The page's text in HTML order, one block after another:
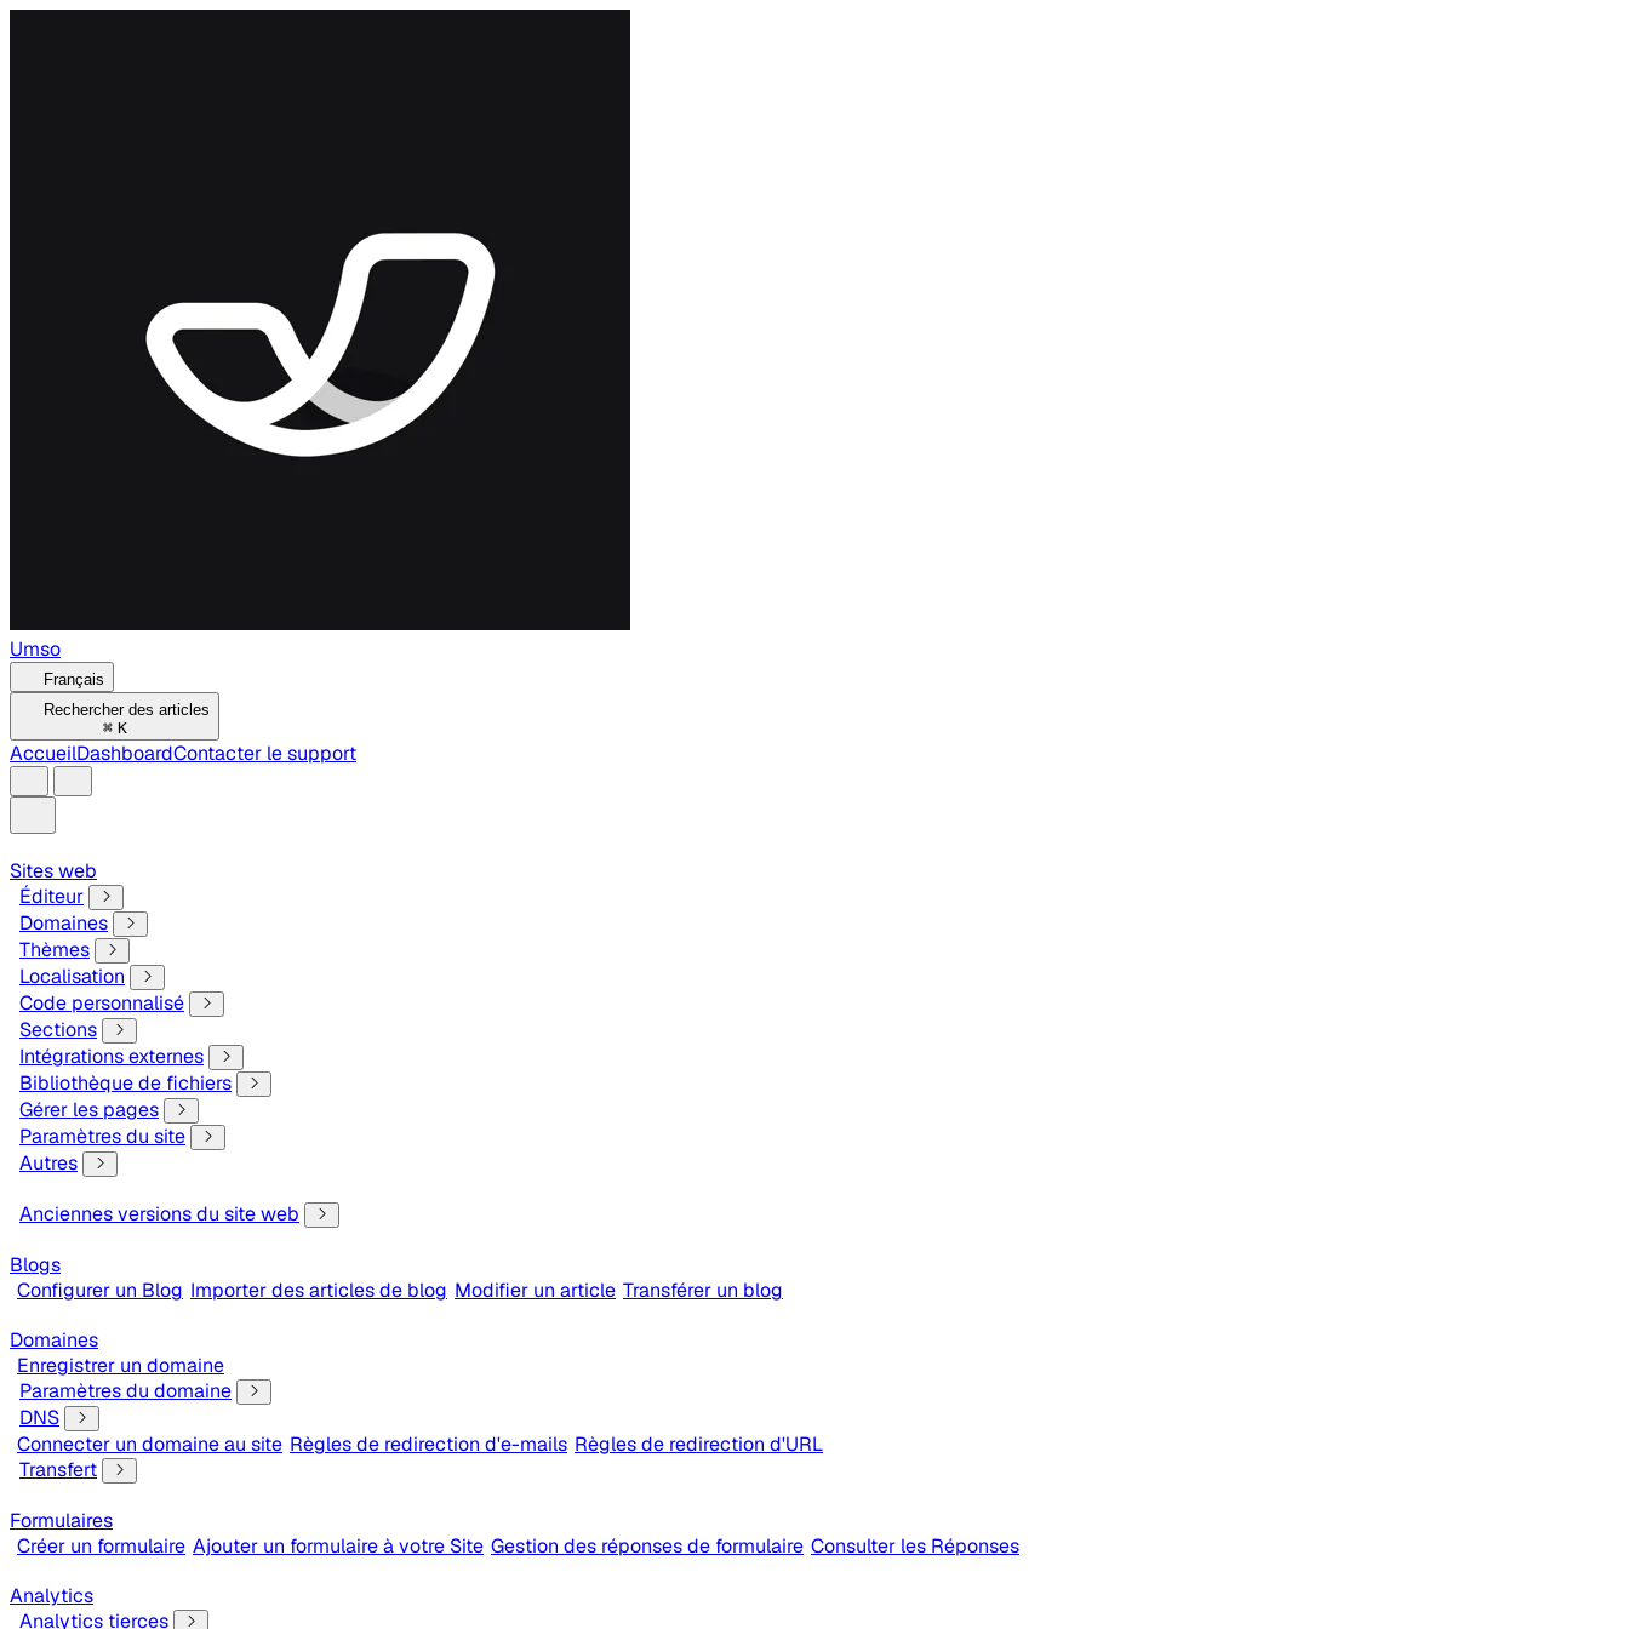
Umso
Français
Rechercher des articles
⌘ K
AccueilDashboardContacter le support
Sites web
Éditeur
Domaines
Thèmes
Localisation
Code personnalisé
Sections
Intégrations externes
Bibliothèque de fichiers
Gérer les pages
Paramètres du site
Autres
Anciennes versions du site web
Blogs
Configurer un Blog Importer des articles de blog Modifier un article Transférer un blog
Domaines
Enregistrer un domaine
Paramètres du domaine
DNS
Connecter un domaine au site Règles de redirection d'e-mails Règles de redirection d'URL
Transfert
Formulaires
Créer un formulaire Ajouter un formulaire à votre Site Gestion des réponses de formulaire Consulter les Réponses
Analytics
Analytics tierces